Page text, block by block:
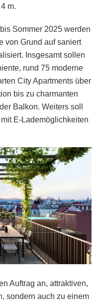
m.
Sommer 2025 werden
von Grund auf saniert
Insgesamt sollen
rund 75 moderne
City Apartments über
bis zu charmanten
Balkon. Weiters soll
E-Lademöglichkeiten
Auftrag an, attraktiven,
sondern auch zu einem